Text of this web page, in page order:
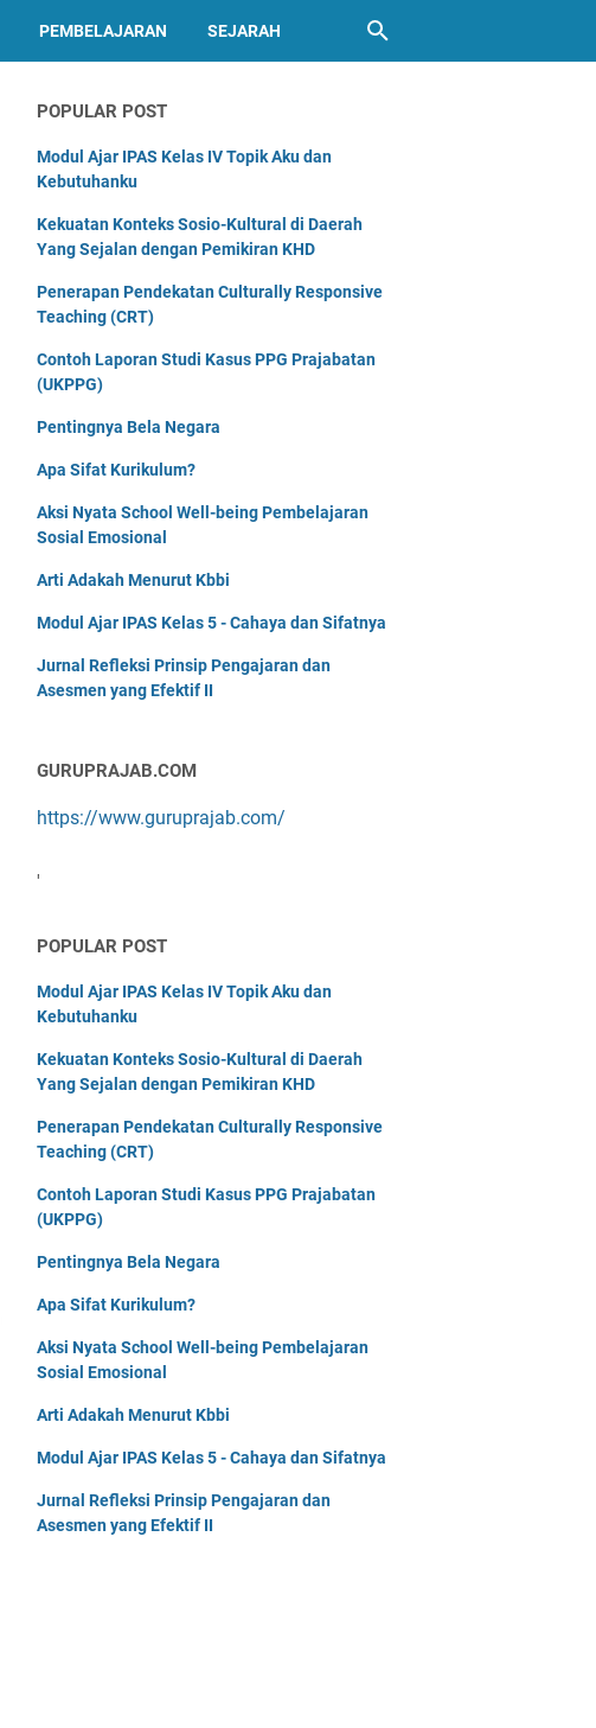
PEMBELAJARAN SEJARAH
POPULAR POST
Modul Ajar IPAS Kelas IV Topik Aku dan
Kebutuhanku
Kekuatan Konteks Sosio-Kultural di Daerah
Yang Sejalan dengan Pemikiran KHD
Penerapan Pendekatan Culturally Responsive
Teaching (CRT)
Contoh Laporan Studi Kasus PPG Prajabatan
(UKPPG)
Pentingnya Bela Negara
Apa Sifat Kurikulum?
Aksi Nyata School Well-being Pembelajaran
Sosial Emosional
Arti Adakah Menurut Kbbi
Modul Ajar IPAS Kelas 5 - Cahaya dan Sifatnya
Jurnal Refleksi Prinsip Pengajaran dan
Asesmen yang Efektif II
GURUPRAJAB.COM
https://www.guruprajab.com/
'
POPULAR POST
Modul Ajar IPAS Kelas IV Topik Aku dan
Kebutuhanku
Kekuatan Konteks Sosio-Kultural di Daerah
Yang Sejalan dengan Pemikiran KHD
Penerapan Pendekatan Culturally Responsive
Teaching (CRT)
Contoh Laporan Studi Kasus PPG Prajabatan
(UKPPG)
Pentingnya Bela Negara
Apa Sifat Kurikulum?
Aksi Nyata School Well-being Pembelajaran
Sosial Emosional
Arti Adakah Menurut Kbbi
Modul Ajar IPAS Kelas 5 - Cahaya dan Sifatnya
Jurnal Refleksi Prinsip Pengajaran dan
Asesmen yang Efektif II